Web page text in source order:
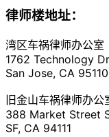
律师楼地址：
湾区车祸律师办公室
1762 Technology
San Jose, CA 95110
旧金山车祸律师办公
388 Market Street
SF, CA 94111